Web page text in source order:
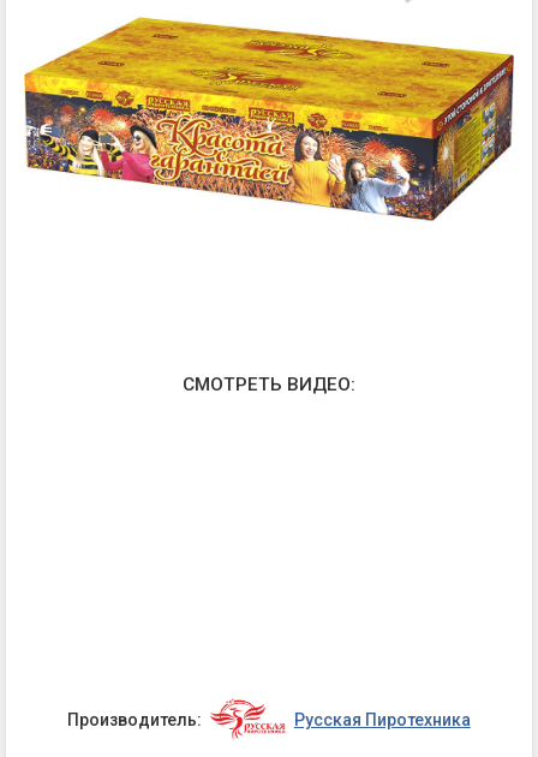
СМОТРЕТЬ ВИДЕО:
Производитель: Русская Пиротехника